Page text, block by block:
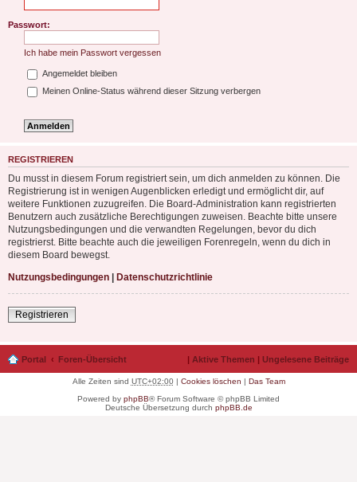
Passwort:
Ich habe mein Passwort vergessen
Angemeldet bleiben
Meinen Online-Status während dieser Sitzung verbergen
REGISTRIEREN
Du musst in diesem Forum registriert sein, um dich anmelden zu können. Die
Registrierung ist in wenigen Augenblicken erledigt und ermöglicht dir, auf
weitere Funktionen zuzugreifen. Die Board-Administration kann registrierten
Benutzern auch zusätzliche Berechtigungen zuweisen. Beachte bitte unsere
Nutzungsbedingungen und die verwandten Regelungen, bevor du dich
registrierst. Bitte beachte auch die jeweiligen Forenregeln, wenn du dich in
diesem Board bewegst.
Nutzungsbedingungen | Datenschutzrichtlinie
Registrieren
Portal Foren-Übersicht | Aktive Themen | Ungelesene Beiträge
Alle Zeiten sind UTC+02:00| Cookies löschen | Das Team
Powered by phpBB® Forum Software © phpBB Limited
Deutsche Übersetzung durch phpBB.de